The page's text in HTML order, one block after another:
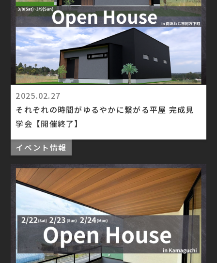
2025.02.27
それぞれの時間がゆるやかに繋がる平屋 完成見
学会【開催終了】
イベント情報